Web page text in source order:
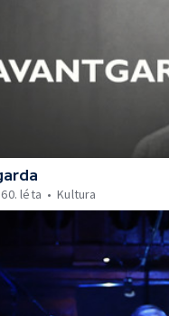
60. léta Kultura